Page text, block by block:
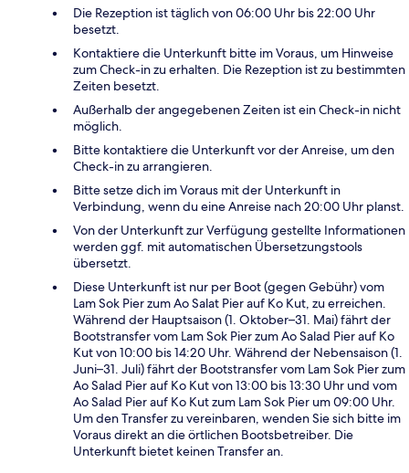
Die Rezeption ist täglich von 06:00 Uhr bis 22:00 Uhr
besetzt.
Kontaktiere die Unterkunft bitte im Voraus, um Hinweise
zum Check-in zu erhalten. Die Rezeption ist zu bestimmten
Zeiten besetzt.
Außerhalb der angegebenen Zeiten ist ein Check-in nicht
möglich.
Bitte kontaktiere die Unterkunft vor der Anreise, um den
Check-in zu arrangieren.
Bitte setze dich im Voraus mit der Unterkunft in
Verbindung, wenn du eine Anreise nach 20:00 Uhr planst.
Von der Unterkunft zur Verfügung gestellte Informationen
werden ggf. mit automatischen Übersetzungstools
übersetzt.
Diese Unterkunft ist nur per Boot (gegen Gebühr) vom
Lam Sok Pier zum Ao Salat Pier auf Ko Kut, zu erreichen.
Während der Hauptsaison (1. Oktober–31. Mai) fährt der
Bootstransfer vom Lam Sok Pier zum Ao Salad Pier auf Ko
Kut von 10:00 bis 14:20 Uhr. Während der Nebensaison (1.
Juni–31. Juli) fährt der Bootstransfer vom Lam Sok Pier zum
Ao Salad Pier auf Ko Kut von 13:00 bis 13:30 Uhr und vom
Ao Salad Pier auf Ko Kut zum Lam Sok Pier um 09:00 Uhr.
Um den Transfer zu vereinbaren, wenden Sie sich bitte im
Voraus direkt an die örtlichen Bootsbetreiber. Die
Unterkunft bietet keinen Transfer an.